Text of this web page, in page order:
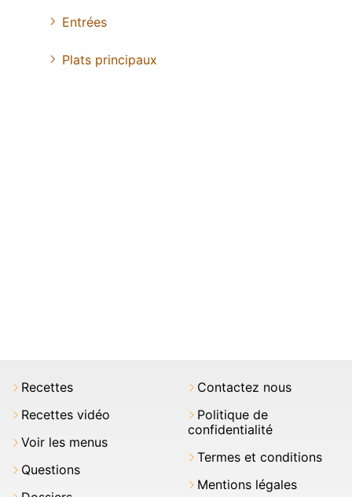
Entrées
Plats principaux
Recettes
Recettes vidéo
Voir les menus
Questions
Contactez nous
Politique de
confidentialité
Termes et conditions
Mentions légales